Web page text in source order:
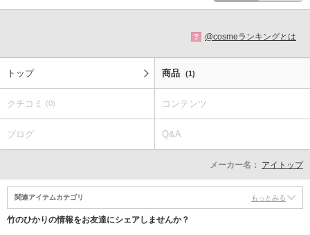
? @cosmeランキングとは
トップ 商品 (1)
クチコミ (0) コンテンツ
ブログ Q&A
メーカー名： アイトップ
関連アイテムカテゴリ もっとみる
竹のひかりの情報をお友達にシェアしませんか？